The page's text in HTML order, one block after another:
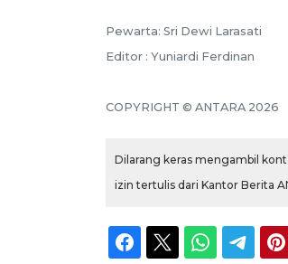
Pewarta: Sri Dewi Larasati
Editor : Yuniardi Ferdinan
COPYRIGHT © ANTARA 2026
Dilarang keras mengambil
izin tertulis dari Kantor Berita